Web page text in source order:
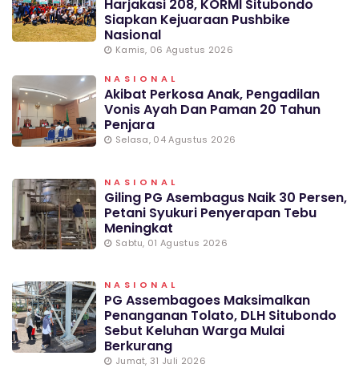
Harjakasi 208, KORMI Situbondo
Siapkan Kejuaraan Pushbike
Nasional
Kamis, 06 Agustus 2026
NASIONAL
Akibat Perkosa Anak, Pengadilan
Vonis Ayah Dan Paman 20 Tahun
Penjara
Selasa, 04 Agustus 2026
NASIONAL
Giling PG Asembagus Naik 30 Persen,
Petani Syukuri Penyerapan Tebu
Meningkat
Sabtu, 01 Agustus 2026
NASIONAL
PG Assembagoes Maksimalkan
Penanganan Tolato, DLH Situbondo
Sebut Keluhan Warga Mulai
Berkurang
Jumat, 31 Juli 2026